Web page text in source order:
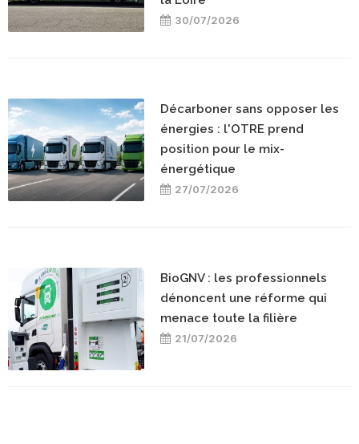
30/07/2026
Décarboner sans opposer les
énergies : l'OTRE prend
position pour le mix-
énergétique
27/07/2026
BioGNV : les professionnels
dénoncent une réforme qui
menace toute la filière
21/07/2026